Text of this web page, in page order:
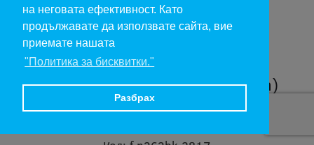
на неговата ефективност. Като
продължавате да използвате сайта, вие
приемате нашата
"Политика за бисквитки."
Разбрах
Лента за Epson ERC 09 (черна)